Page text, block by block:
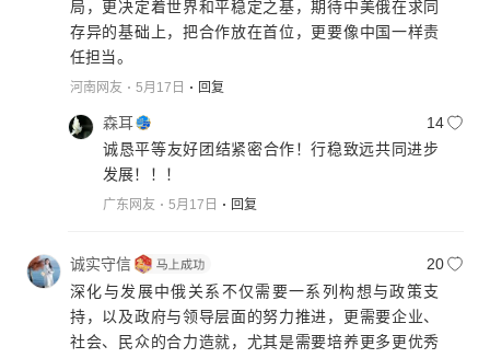
局，更决定着世界和平稳定之基，期待中美俄在求同
存异的基础上，把合作放在首位，更要像中国一样责
任担当。
河南网友 5月17日 回复
森耳
14
诚恳平等友好团结紧密合作！行稳致远共同进步
发展！！！
广东网友 5月17日 回复
诚实守信
20
深化与发展中俄关系不仅需要一系列构想与政策支
持，以及政府与领导层面的努力推进，更需要企业、
社会、民众的合力造就，尤其是需要培养更多更优秀